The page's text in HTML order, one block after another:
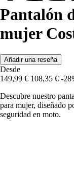
Pantalón
mujer
Añadir una reseña
Desde
149,99 € 108,35 € -
Descubre nuestro
para mujer, diseñado
seguridad en moto.